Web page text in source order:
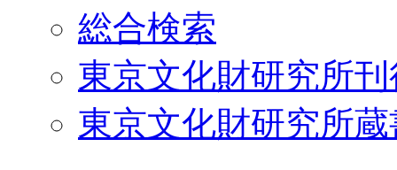
総合検索
東京文化財研究所
東京文化財研究所